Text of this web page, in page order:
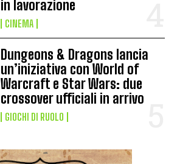
in lavorazione
CINEMA
Dungeons & Dragons lancia
un’iniziativa con World of
Warcraft e Star Wars: due
crossover ufficiali in arrivo
GIOCHI DI RUOLO